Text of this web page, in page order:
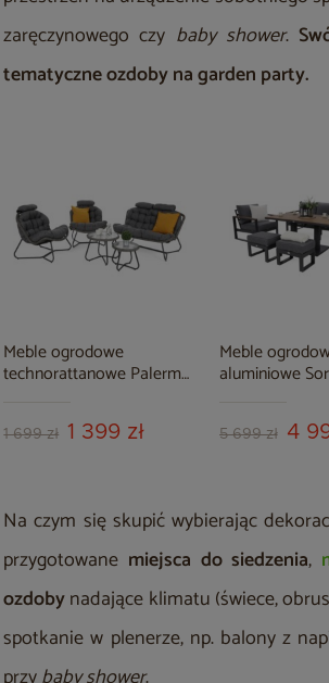
zaręczynowego czy baby shower.
tematyczne ozdoby na garden party.
Meble ogrodowe
technorattanowe Palermo
1 699 zł 1 399 zł
Meble
aluminiowe
5 699 zł 4
Na czym się skupić wybierając
przygotowane miejsca do siedzenia,
ozdobynadające klimatu (świece,
spotkanie w plenerze, np. balony z